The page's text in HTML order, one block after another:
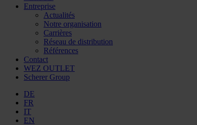
Entreprise
Actualités
Notre organisation
Carrières
Réseau de distribution
Références
Contact
WEZ OUTLET
Scherer Group
DE
FR
IT
EN